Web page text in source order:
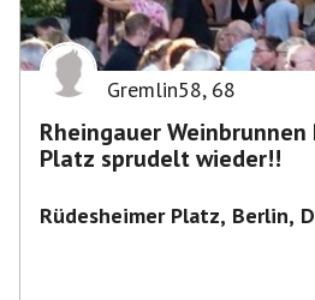
Gremlin58, 68
Rheingauer Weinbrunnen
Platz sprudelt wieder!!
Rüdesheimer Platz, Berlin,